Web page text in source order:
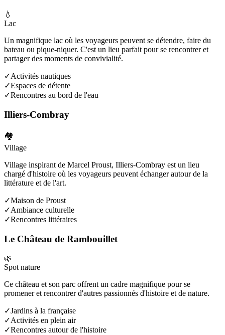
💧
Lac
Un magnifique lac où les voyageurs peuvent se détendre, faire du
bateau ou pique-niquer. C'est un lieu parfait pour se rencontrer et
partager des moments de convivialité.
✓Activités nautiques
✓Espaces de détente
✓Rencontres au bord de l'eau
Illiers-Combray
🏘️
Village
Village inspirant de Marcel Proust, Illiers-Combray est un lieu
chargé d'histoire où les voyageurs peuvent échanger autour de la
littérature et de l'art.
✓Maison de Proust
✓Ambiance culturelle
✓Rencontres littéraires
Le Château de Rambouillet
🌿
Spot nature
Ce château et son parc offrent un cadre magnifique pour se
promener et rencontrer d'autres passionnés d'histoire et de nature.
✓Jardins à la française
✓Activités en plein air
✓Rencontres autour de l'histoire